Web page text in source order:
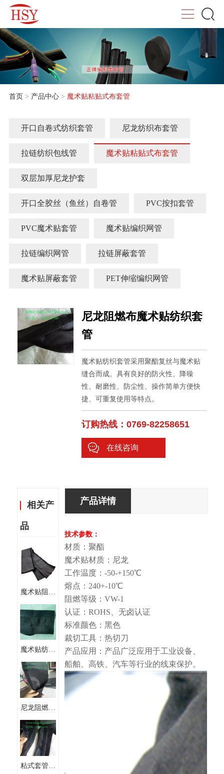
首页 > 产品中心> 魔术贴粘贴式布套管
开口自卷式纺织套管 尼龙纺织布套管
拉链纺织包线管 魔术贴粘贴式布套管
双层加厚尼龙护套
开口全胶丝（鱼丝）自卷管 PVC按扣套管
PVC魔术贴套管 魔术贴编织网管
拉链编织网管 拉链屏蔽套管
魔术贴屏蔽套管 PET伸缩编织网管
尼龙阻燃布魔术贴纺织套
管
魔术贴纺织套管采用聚酯复丝与魔术贴
缝合而成。具有良好的防火性、降噪
性、耐磨性、防尘性、操作简单方便快
捷、可重复使用等特点。
订购热线：0769-82258651
在线咨询
相关产
品
魔术贴阻燃
布套管 地
毯式套管
纺织套管
魔术贴纺织
套管聚酯魔
术贴套管
尼龙阻燃布
防火耐磨魔
术贴套管
粘式套管魔
产品详情
技术参数：
材质：聚酯
魔术贴材质：尼龙
工作温度：-50-+150℃
熔点：240+-10℃
阻燃等级：VW-1
认证：ROHS、无卤认证
标准颜色：黑色
裁切工具：热切刀
产品应用：产品广泛应用于工业设备、
船舶、高铁、汽车等行业的线束保护。